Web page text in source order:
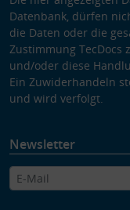
Datenbank, dürfen
die Daten oder die
Zustimmung TecDocs
und/oder diese
Ein Zuwiderhandeln
und wird verfolgt.
Newsletter